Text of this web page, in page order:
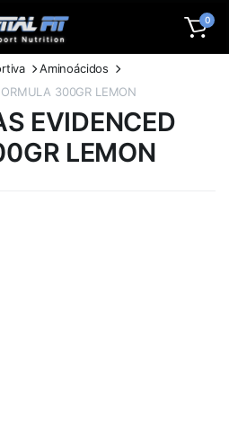
0
Aminoácidos
300GR LEMON
EVIDENCED
LEMON